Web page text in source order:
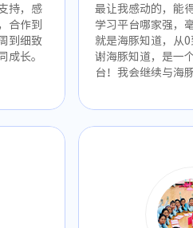
持，感
合作到
到细致
成长。
最让我感动的，能
学习平台哪家强，
就是海豚知道，从
谢海豚知道，是一
台！我会继续与海